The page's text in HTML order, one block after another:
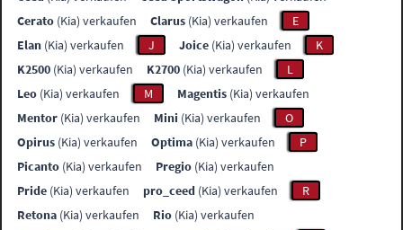
Cerato (Kia) verkaufen Clarus (Kia) verkaufen
E
Elan (Kia) verkaufen J Joice (Kia) verkaufen
K
K2500 (Kia) verkaufen K2700 (Kia) verkaufen
L
Leo (Kia) verkaufen M Magentis (Kia) verkaufen
Mentor (Kia) verkaufen Mini (Kia) verkaufen
O
Opirus (Kia) verkaufen Optima (Kia) verkaufen
P
Picanto (Kia) verkaufen Pregio (Kia) verkaufen
Pride (Kia) verkaufen pro_ceed (Kia) verkaufen
R
Retona (Kia) verkaufen Rio (Kia) verkaufen